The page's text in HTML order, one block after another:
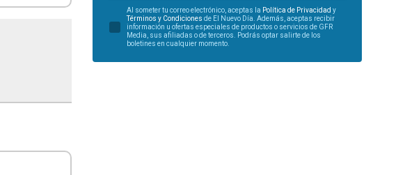
Al someter tu correo electrónico, aceptas la Política de Privacidad y
Términos y Condiciones de El Nuevo Día. Además, aceptas recibir
información u ofertas especiales de productos o servicios de GFR
Media, sus afiliadas o de terceros. Podrás optar salirte de los
boletines en cualquier momento.